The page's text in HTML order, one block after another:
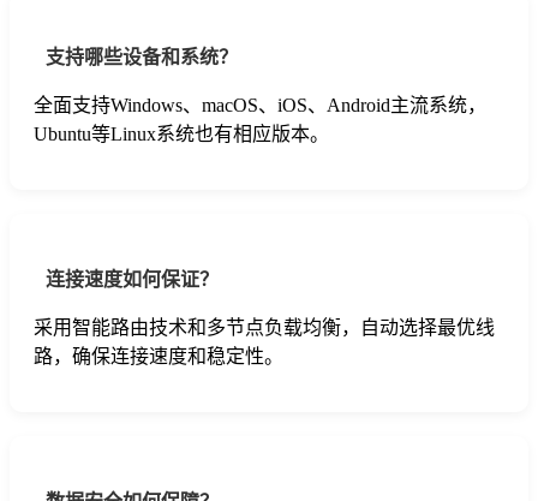
支持哪些设备和系统？
全面支持Windows、macOS、iOS、Android主流系统，
Ubuntu等Linux系统也有相应版本。
连接速度如何保证？
采用智能路由技术和多节点负载均衡，自动选择最优线
路，确保连接速度和稳定性。